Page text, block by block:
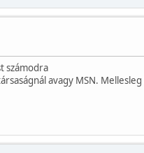
számodra
avagy MSN.